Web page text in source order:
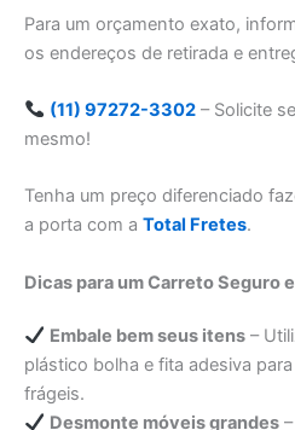
Para um orçamento exato,
os endereços de retirada e
(11) 97272-3302– Solicite
mesmo!
Tenha um preço diferenciado
a porta com a Total Fretes.
Dicas para um Carreto Seguro
Embale bem seus itens–
plástico bolha e fita adesiva
frágeis.
Desmonte móveis grandes–